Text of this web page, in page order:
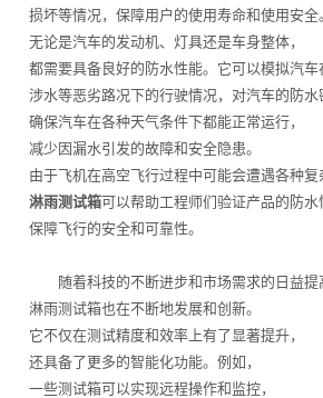
损坏等情况，保障用户的使用寿命和使用安全
无论是汽车的发动机、灯具还是车身整体，
都需要具备良好的防水性能。它可以模拟汽车
涉水等恶劣路况下的行驶情况，对汽车的防水
确保汽车在各种天气条件下都能正常运行，
减少因漏水引发的故障和安全隐患。
由于飞机在高空飞行过程中可能会遭遇各种复
淋雨测试箱可以帮助工程师们验证产品的防
保障飞行的安全和可靠性。
随着科技的不断进步和市场需求的日益提
淋雨测试箱也在不断地发展和创新。
它不仅在测试精度和效率上有了显著提升，
还具备了更多的智能化功能。例如，
一些测试箱可以实现远程操作和监控，